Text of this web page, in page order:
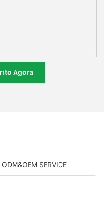
Agora
ODM&OEM SERVICE